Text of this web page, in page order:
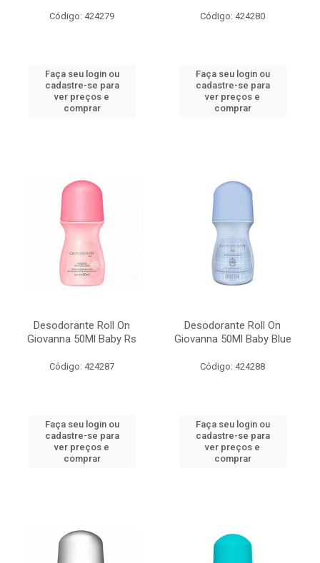
Código: 424279
Faça seu login ou
cadastre-se para
ver preços e
comprar
Código: 424280
Faça seu login ou
cadastre-se para
ver preços e
comprar
Desodorante Roll On
Giovanna 50Ml Baby Rs
Código: 424287
Faça seu login ou
cadastre-se para
ver preços e
comprar
Desodorante Roll On
Giovanna 50Ml Baby Blue
Código: 424288
Faça seu login ou
cadastre-se para
ver preços e
comprar